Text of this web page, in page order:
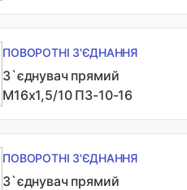
ПОВОРОТНІ З'ЄДНАННЯ
З`єднувач прямий
M16х1,5/10 ПЗ-10-16
ПОВОРОТНІ З'ЄДНАННЯ
З`єднувач прямий